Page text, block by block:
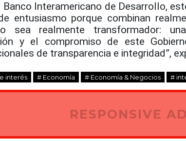
Banco Interamericano de Desarrollo,
entusiasmo porque combinan
sea realmente transformador:
y el compromiso de este
de transparencia e integridad”,
interés # Economía # Economía & Negocios #
RESPONSIVE